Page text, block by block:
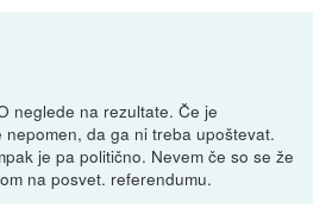
neglede na rezultate. Če je
da ga ni treba upoštevat.
je pa politično. Nevem če so se že
na posvet. referendumu.